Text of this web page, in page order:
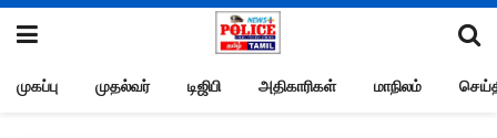
முகப்பு முதல்வர் டிஜிபி அதிகாரிகள் மாநிலம்